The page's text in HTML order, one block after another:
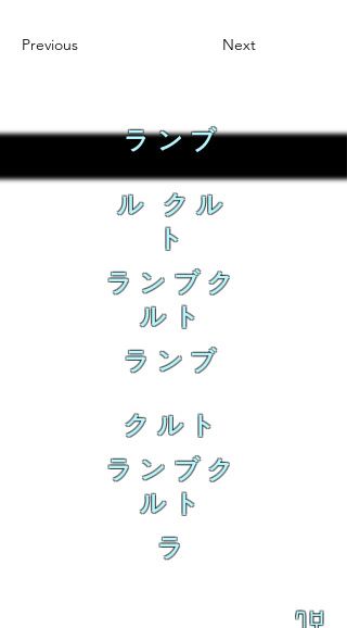
Previous Next
ランブ
ル クル
ト
ランブク
ルト
ランブ
クルト
ランブク
ルト
ラ